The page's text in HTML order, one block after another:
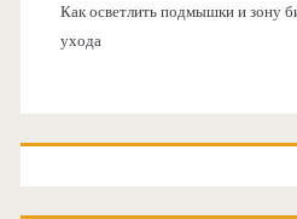
Как осветлить подмышки и зону
ухода